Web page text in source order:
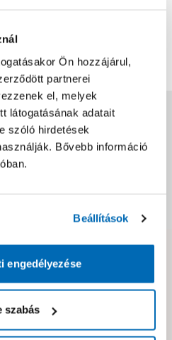
Ön hozzájárul,
partnerei
el, melyek
látogatásának adatait
szóló hirdetések
Bővebb információ
Beállítások
engedélyezése
szabás
értékelések
vagy a termék leírásában?